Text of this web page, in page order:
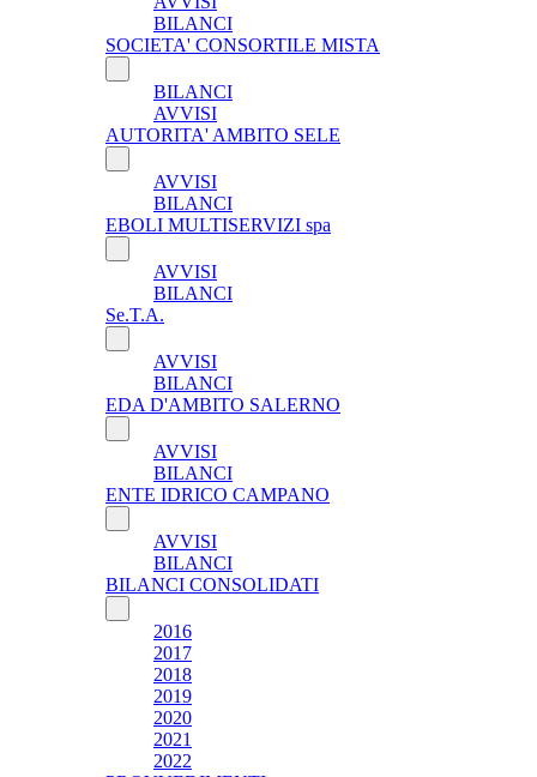
BILANCI
SOCIETA' CONSORTILE MISTA
BILANCI
AVVISI
AUTORITA' AMBITO SELE
AVVISI
BILANCI
EBOLI MULTISERVIZI spa
AVVISI
BILANCI
Se.T.A.
AVVISI
BILANCI
EDA D'AMBITO SALERNO
AVVISI
BILANCI
ENTE IDRICO CAMPANO
AVVISI
BILANCI
BILANCI CONSOLIDATI
2016
2017
2018
2019
2020
2021
2022